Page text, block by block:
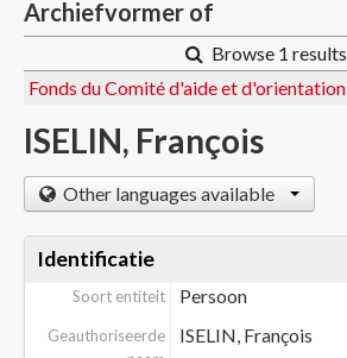
Archiefvormer of
Browse 1 results
ISELIN, François
Other languages available
Identificatie
Soort entiteit Persoon
Geauthoriseerde
ISELIN, François